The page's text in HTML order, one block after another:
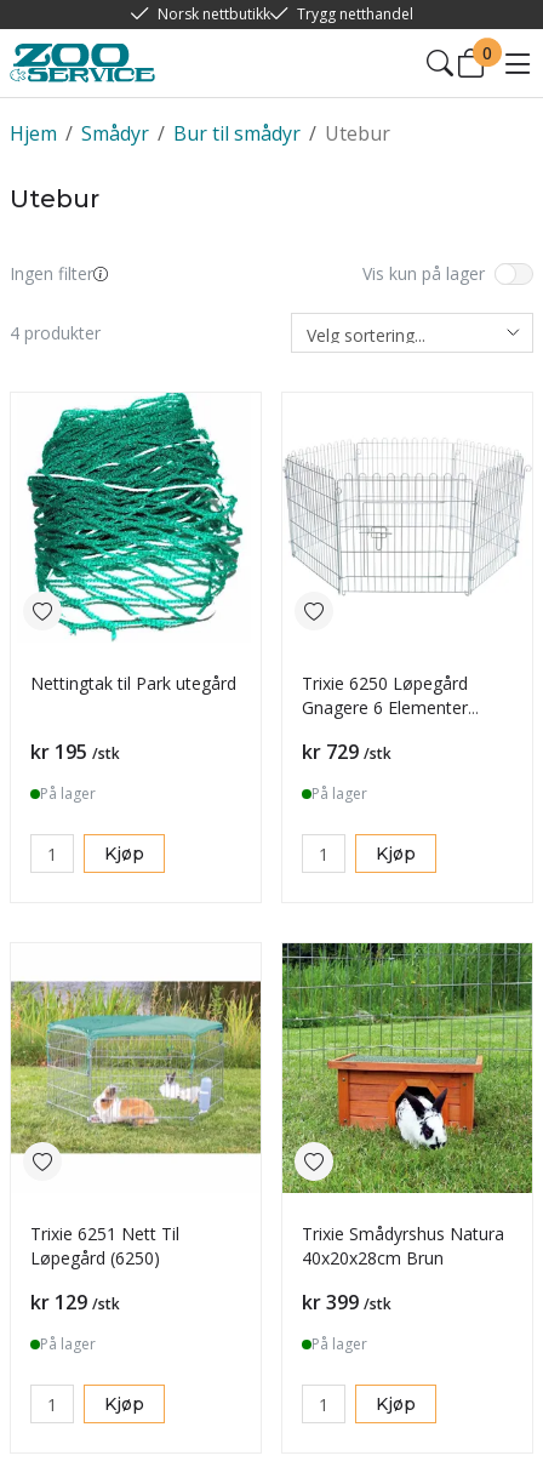
Norsk nettbutikk Trygg netthandel
0
/
Hjem /
Smådyr /
Bur til smådyr Utebur
Utebur
Ingen filter Vis kun på lager
4 produkter
Nettingtak til Park utegård
Pris
kr 195 /stk
På lager
Kjøp
Trixie 6250 Løpegård
Gnagere 6 Elementer
Pris
kr 729 /stk
På lager
Kjøp
Trixie 6251 Nett Til
Løpegård (6250)
Pris
kr 129 /stk
På lager
Kjøp
Trixie Smådyrshus Natura
40x20x28cm Brun
Pris
kr 399 /stk
På lager
Kjøp